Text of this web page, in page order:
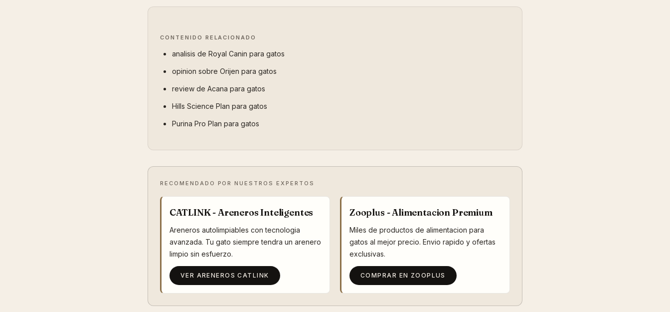
CONTENIDO RELACIONADO
analisis de Royal Canin para gatos
opinion sobre Orijen para gatos
review de Acana para gatos
Hills Science Plan para gatos
Purina Pro Plan para gatos
RECOMENDADO POR NUESTROS EXPERTOS
CATLINK - Areneros Inteligentes
Areneros autolimpiables con tecnologia
avanzada. Tu gato siempre tendra un arenero
limpio sin esfuerzo.
VER ARENEROS CATLINK
Zooplus - Alimentacion Premium
Miles de productos de alimentacion para
gatos al mejor precio. Envio rapido y ofertas
exclusivas.
COMPRAR EN ZOOPLUS